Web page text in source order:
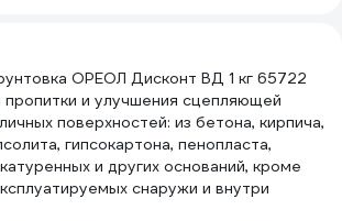
ОРЕОЛ Дисконт ВД 1 кг 65722
и улучшения сцепляющей
поверхностей: из бетона, кирпича,
гипсокартона, пенопласта,
и других оснований, кроме
снаружи и внутри